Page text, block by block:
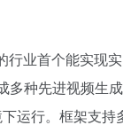
行业首个能实现
多种先进视频生
运行。框架支